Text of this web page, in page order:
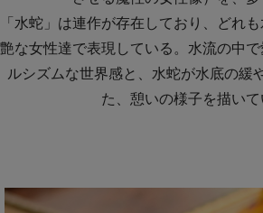
「水蛇」は連作が存在しており、どれ
艶な女性達で表現している。水流の中
ルシズムな世界感と、水蛇が水底の緩
た、憩いの様子を描いて